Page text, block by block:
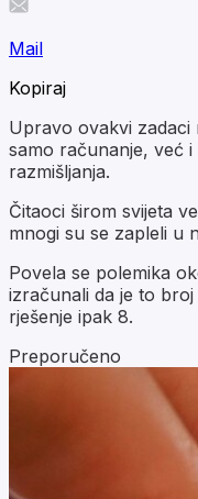
Mail
Kopiraj
Upravo ovakvi zadaci
samo računanje, već
razmišljanja.
Čitaoci širom svijeta
mnogi su se zapleli u
Povela se polemika
izračunali da je to
rješenje ipak 8.
Preporučeno